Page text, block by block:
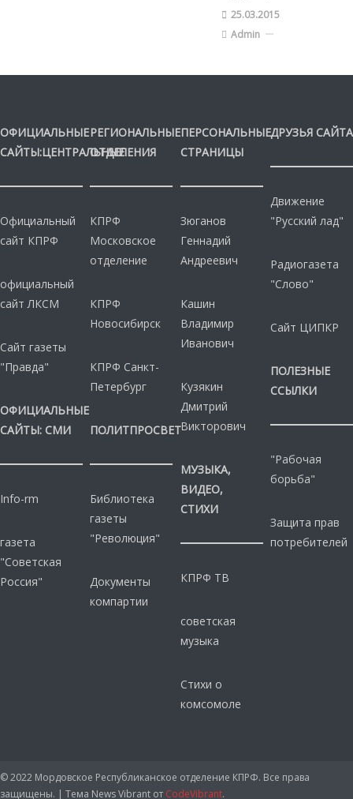
25.03.2015
Admin
ОФИЦИАЛЬНЫЕ
САЙТЫ:ЦЕНТРАЛЬНЫЕ
Официальный
сайт КПРФ
официальный
сайт ЛКСМ
Сайт газеты
"Правда"
ОФИЦИАЛЬНЫЕ
САЙТЫ: СМИ
Info-rm
газета
"Советская
Россия"
РЕГИОНАЛЬНЫЕ
ОТДЕЛЕНИЯ
КПРФ
Московское
отделение
КПРФ
Новосибирск
КПРФ Санкт-
Петербург
ПОЛИТПРОСВЕТ
Библиотека
газеты
"Революция"
Документы
компартии
ПЕРСОНАЛЬНЫЕ
СТРАНИЦЫ
Зюганов
Геннадий
Андреевич
Кашин
Владимир
Иванович
Кузякин
Дмитрий
Викторович
МУЗЫКА,
ВИДЕО,
СТИХИ
КПРФ ТВ
советская
музыка
Стихи о
комсомоле
ДРУЗЬЯ САЙТА
Движение
"Русский лад"
Радиогазета
"Слово"
Сайт ЦИПКР
ПОЛЕЗНЫЕ
ССЫЛКИ
"Рабочая
борьба"
Защита прав
потребителей
© 2022 Мордовское Республиканское отделение КПРФ. Все права
защищены. | Тема News Vibrant от CodeVibrant.